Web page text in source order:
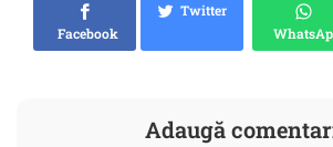
Facebook
Twitter
Adaugă